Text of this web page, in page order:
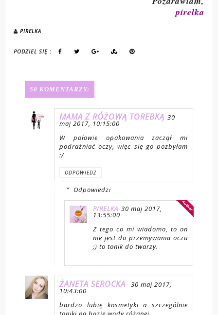
pirelka
PIRELKA
PODZIEL SIĘ :
50 KOMENTARZY:
MAMA Z RÓŻOWĄ TOREBKĄ 30
maj 2017, 10:15:00
W połowie opakowania zaczął mi
podrażniać oczy, więc się go pozbyłam
:/
ODPOWIEDZ
Odpowiedzi
PIRELKA 30 maj 2017,
13:55:00
Z tego co mi wiadomo, to on
nie jest do przemywania oczu
;) to tonik do twarzy.
ŻANETA SEROCKA 30 maj 2017,
10:43:00
bardzo lubię kosmetyki a szczególnie